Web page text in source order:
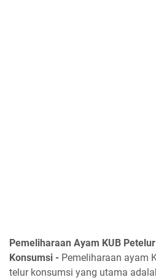
Pemeliharaan Ayam KUB
Konsumsi - Pemeliharaan ayam
telur konsumsi yang utama